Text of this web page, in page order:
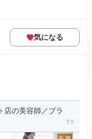
気になる
店の美容師／ブラ